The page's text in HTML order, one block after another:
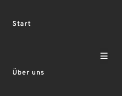
Start
Über uns